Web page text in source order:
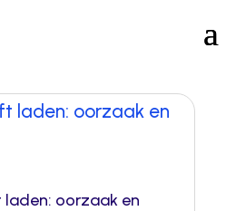
laden: oorzaak en